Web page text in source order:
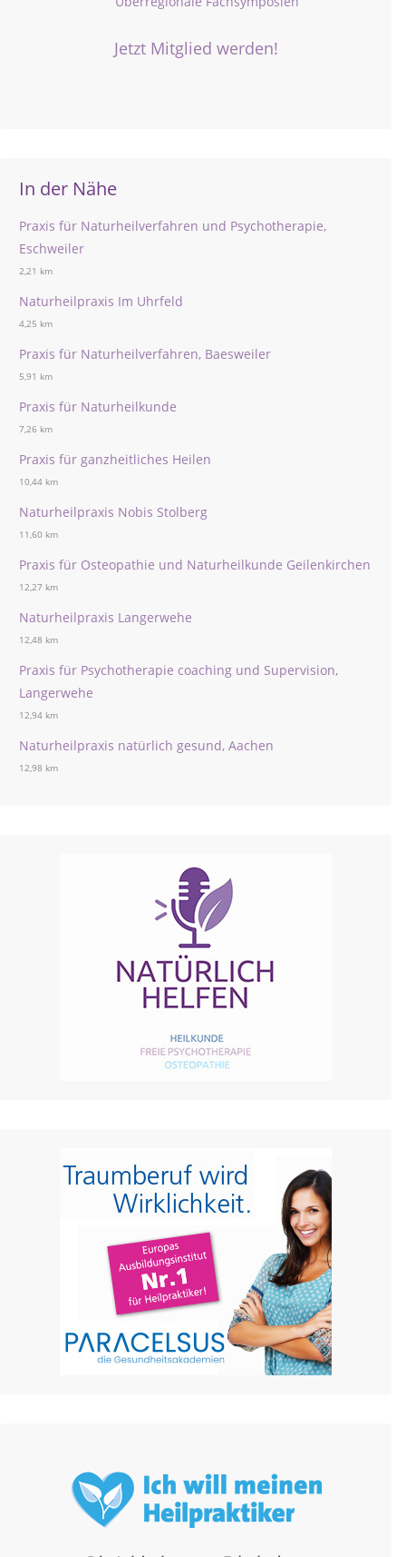
Jetzt Mitglied werden!
In der Nähe
Praxis für Naturheilverfahren und Psychotherapie,
Eschweiler
2,21 km
Naturheilpraxis Im Uhrfeld
4,25 km
Praxis für Naturheilverfahren, Baesweiler
5,91 km
Praxis für Naturheilkunde
7,26 km
Praxis für ganzheitliches Heilen
10,44 km
Naturheilpraxis Nobis Stolberg
11,60 km
Praxis für Osteopathie und Naturheilkunde Geilenkirchen
12,27 km
Naturheilpraxis Langerwehe
12,48 km
Praxis für Psychotherapie coaching und Supervision,
Langerwehe
12,94 km
Naturheilpraxis natürlich gesund, Aachen
12,98 km